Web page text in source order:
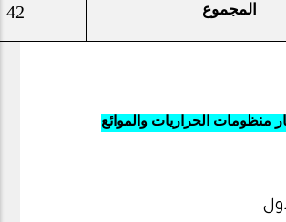
المجموع 42
منظومات الحراريات والموائع